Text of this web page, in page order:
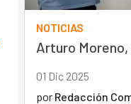
NOTICIAS
Arturo
01 Dic 2025
por Redacción